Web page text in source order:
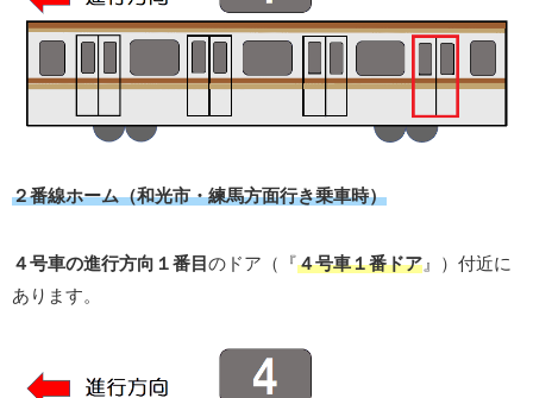
２番線ホーム（和光市・練馬方面行き乗車時）
４号車の進行方向１番目 のドア（『４号車１番ドア』）付近に
あります。